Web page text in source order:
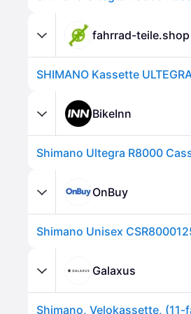
fahrrad-teile.shop
SHIMANO Kassette
BikeInn
Shimano Ultegra R8000
OnBuy
Shimano Unisex
Galaxus
Shimano, Velokassette, (11-